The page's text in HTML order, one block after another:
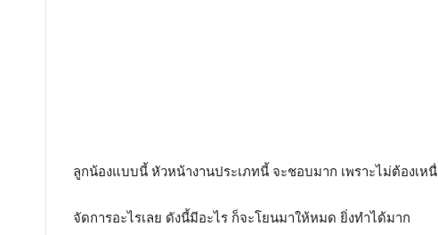
ลูกน้องแบบนี้ หัวหน้างานประเภทนี้ จะชอบมาก เพราะไม่ต้องเห
จัดการอะไรเลย ดังนี้มีอะไร ก็จะโยนมาให้หมด ยิ่งทำได้มาก